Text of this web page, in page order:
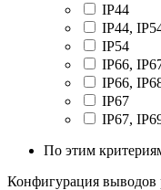
IP44
IP44,
IP54
IP66,
IP66,
IP67
IP67,
По этим
Конфигурация выводов